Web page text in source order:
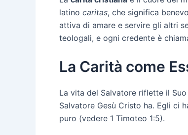
latino caritas, che significa
attiva di amare e servire gli altri
teologali, e ogni credente è
La Carità come
La vita del Salvatore riflette il
Salvatore Gesù Cristo ha. Egli ci
puro (vedere 1 Timoteo 1:5).